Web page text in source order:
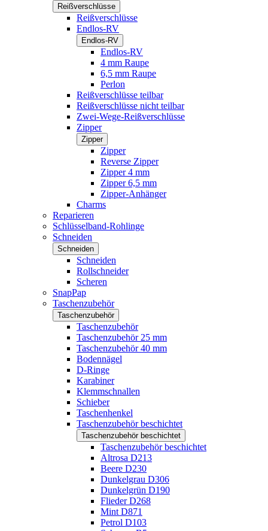
Reißverschlüsse
Reißverschlüsse
Endlos-RV
Endlos-RV
Endlos-RV
4 mm Raupe
6,5 mm Raupe
Perlon
Reißverschlüsse teilbar
Reißverschlüsse nicht teilbar
Zwei-Wege-Reißverschlüsse
Zipper
Zipper
Zipper
Reverse Zipper
Zipper 4 mm
Zipper 6,5 mm
Zipper-Anhänger
Charms
Reparieren
Schlüsselband-Rohlinge
Schneiden
Schneiden
Schneiden
Rollschneider
Scheren
SnapPap
Taschenzubehör
Taschenzubehör
Taschenzubehör
Taschenzubehör 25 mm
Taschenzubehör 40 mm
Bodennägel
D-Ringe
Karabiner
Klemmschnallen
Schieber
Taschenhenkel
Taschenzubehör beschichtet
Taschenzubehör beschichtet
Taschenzubehör beschichtet
Altrosa D213
Beere D230
Dunkelgrau D306
Dunkelgrün D190
Flieder D268
Mint D871
Petrol D103